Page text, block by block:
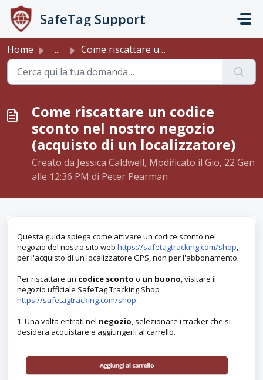
Salta al contenuto principale
SafeTag Support
Home ... Come riscattare un codice sconto nel nostro negozio (acqu...
Come riscattare un codice
sconto nel nostro negozio
(acquisto di un localizzatore)
Creato da Jessica Caldwell, Modificato il Gio, 22 Gen
alle 12:36 PM di Peter Pearman
Questa guida spiega come attivare un codice sconto nel
negozio del nostro sito web https://safetagtracking.com/shop,
per l'acquisto di un localizzatore GPS, non per l'abbonamento.
Per riscattare un codice sconto o un buono, visitare il
negozio ufficiale SafeTag Tracking Shop
https://safetagtracking.com/shop
1. Una volta entrati nel negozio, selezionare i tracker che si
desidera acquistare e aggiungerli al carrello.